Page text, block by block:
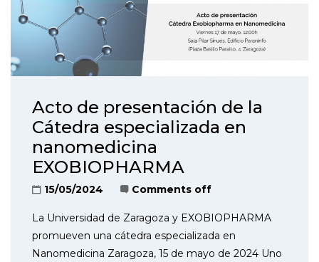
Acto de presentación de la
Cátedra especializada en
nanomedicina
EXOBIOPHARMA
15/05/2024 Comments off
La Universidad de Zaragoza y EXOBIOPHARMA
promueven una cátedra especializada en
Nanomedicina Zaragoza, 15 de mayo de 2024 Uno